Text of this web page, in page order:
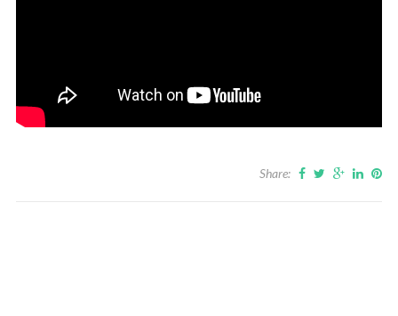
Share: